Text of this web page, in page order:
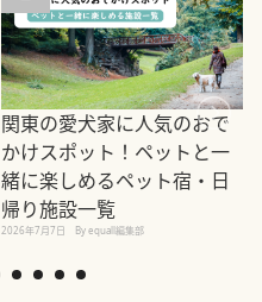
関東の愛犬家に人気のおで
かけスポット！ペットと一
緒に楽しめるペット宿・日
帰り施設一覧
2026年7月7日 By equall編集部